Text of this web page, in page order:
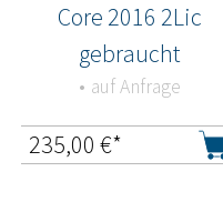
Core 2016 2Lic
gebraucht
auf Anfrage
235,00 €*